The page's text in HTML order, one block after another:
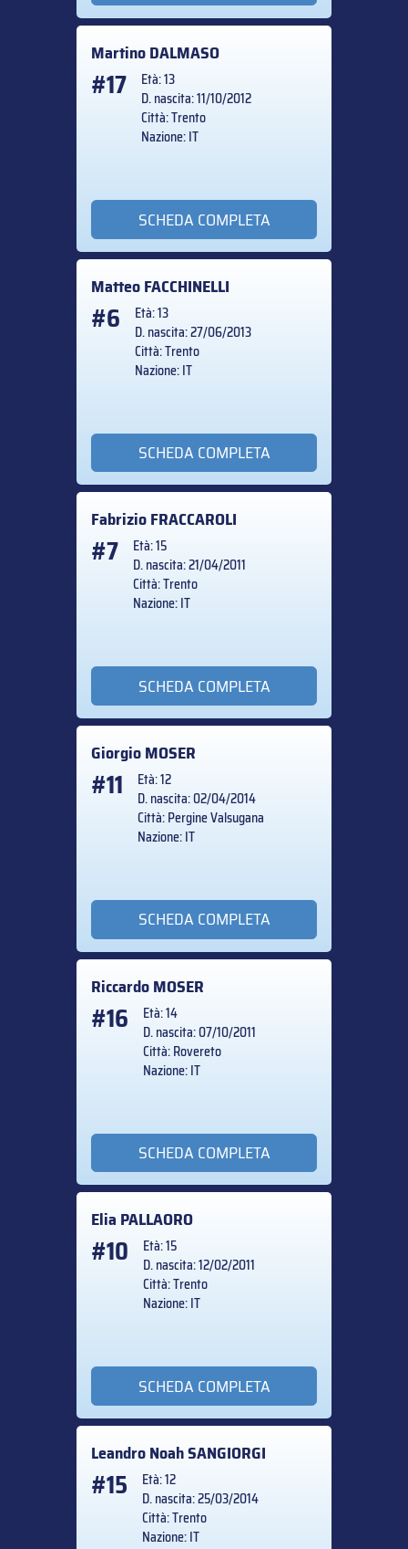
MartinoDALMASO
#17
Età: 13
D. nascita: 11/10/2012
Città: Trento
Nazione: IT
SCHEDA COMPLETA
MatteoFACCHINELLI
#6
Età: 13
D. nascita: 27/06/2013
Città: Trento
Nazione: IT
SCHEDA COMPLETA
FabrizioFRACCAROLI
#7
Età: 15
D. nascita: 21/04/2011
Città: Trento
Nazione: IT
SCHEDA COMPLETA
GiorgioMOSER
#11
Età: 12
D. nascita: 02/04/2014
Città: Pergine Valsugana
Nazione: IT
SCHEDA COMPLETA
RiccardoMOSER
#16
Età: 14
D. nascita: 07/10/2011
Città: Rovereto
Nazione: IT
SCHEDA COMPLETA
Elia PALLAORO
#10
Età: 15
D. nascita: 12/02/2011
Città: Trento
Nazione: IT
SCHEDA COMPLETA
Leandro NoahSANGIORGI
#15
Età: 12
D. nascita: 25/03/2014
Città: Trento
Nazione: IT